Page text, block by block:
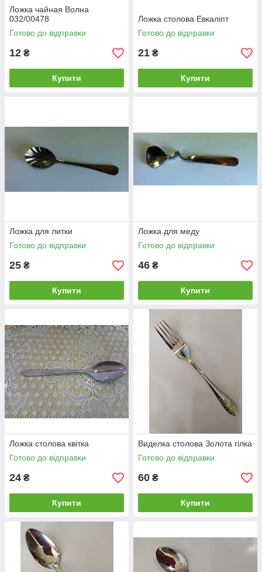
Ложка чайная Волна
032/00478
Готово до відправки
12 ₴
Купити
Ложка столова Евкаліпт
Готово до відправки
21 ₴
Купити
Ложка для литки
Готово до відправки
25 ₴
Купити
Ложка для меду
Готово до відправки
46 ₴
Купити
Ложка столова квітка
Готово до відправки
24 ₴
Купити
Виделка столова Золота гілка
Готово до відправки
60 ₴
Купити